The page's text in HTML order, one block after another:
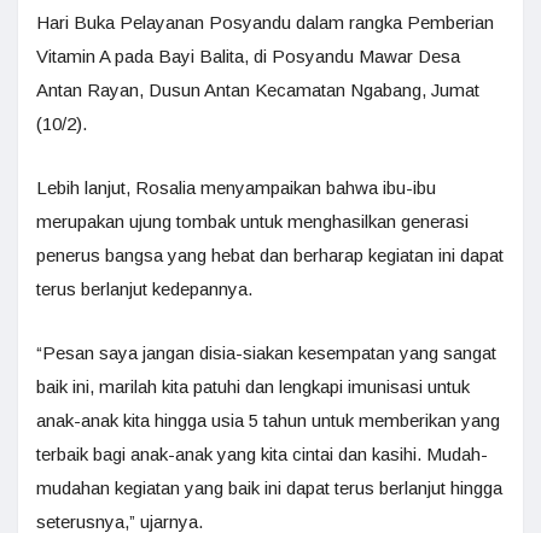
Hari Buka Pelayanan Posyandu dalam rangka Pemberian
Vitamin A pada Bayi Balita, di Posyandu Mawar Desa
Antan Rayan, Dusun Antan Kecamatan Ngabang, Jumat
(10/2).
Lebih lanjut, Rosalia menyampaikan bahwa ibu-ibu
merupakan ujung tombak untuk menghasilkan generasi
penerus bangsa yang hebat dan berharap kegiatan ini dapat
terus berlanjut kedepannya.
“Pesan saya jangan disia-siakan kesempatan yang sangat
baik ini, marilah kita patuhi dan lengkapi imunisasi untuk
anak-anak kita hingga usia 5 tahun untuk memberikan yang
terbaik bagi anak-anak yang kita cintai dan kasihi. Mudah-
mudahan kegiatan yang baik ini dapat terus berlanjut hingga
seterusnya,” ujarnya.